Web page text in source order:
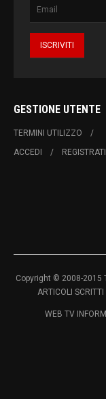
GESTIONE UTENTE
TERMINI UTILIZZO
ACCEDI
REGISTRATI
Copyright © 2008-2015
ARTICOLI
WEB TV